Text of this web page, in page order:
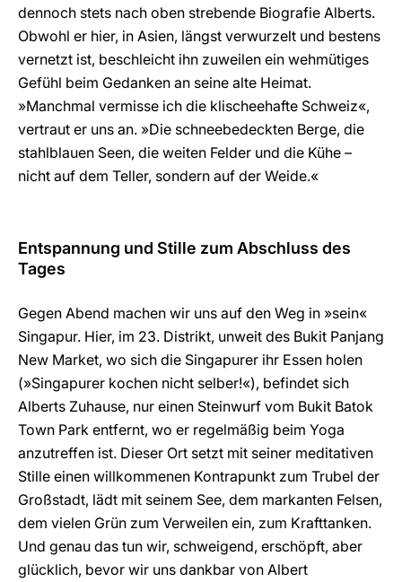
dennoch stets nach oben strebende Biografie Alberts.
Obwohl er hier, in Asien, längst verwurzelt und bestens
vernetzt ist, beschleicht ihn zuweilen ein wehmütiges
Gefühl beim Gedanken an seine alte Heimat.
»Manchmal vermisse ich die klischeehafte Schweiz«,
vertraut er uns an. »Die schneebedeckten Berge, die
stahlblauen Seen, die weiten Felder und die Kühe –
nicht auf dem Teller, sondern auf der Weide.«
Entspannung und Stille zum Abschluss des
Tages
Gegen Abend machen wir uns auf den Weg in »sein«
Singapur. Hier, im 23. Distrikt, unweit des Bukit Panjang
New Market, wo sich die Singapurer ihr Essen holen
(»Singapurer kochen nicht selber!«), befindet sich
Alberts Zuhause, nur einen Steinwurf vom Bukit Batok
Town Park entfernt, wo er regelmäßig beim Yoga
anzutreffen ist. Dieser Ort setzt mit seiner meditativen
Stille einen willkommenen Kontrapunkt zum Trubel der
Großstadt, lädt mit seinem See, dem markanten Felsen,
dem vielen Grün zum Verweilen ein, zum Krafttanken.
Und genau das tun wir, schweigend, erschöpft, aber
glücklich, bevor wir uns dankbar von Albert